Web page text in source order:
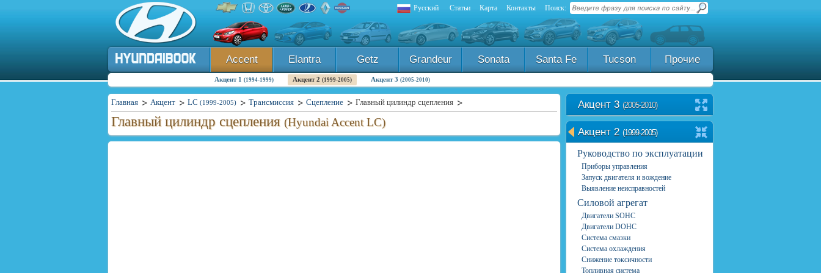
Русский Статьи Карта Контакты Поиск:
Accent Elantra Getz Grandeur Sonata Santa Fe Tucson Прочие
Акцент 1 (1994-1999) Акцент 2 (1999-2005) Акцент 3 (2005-2010)
Главная Акцент LC (1999-2005) Трансмиссия Сцепление Главный цилиндр сцепления
Главный цилиндр сцепления (Hyundai Accent LC)
Акцент 3 (2005-2010)
Акцент 2 (1999-2005)
Руководство по эксплуатации
Приборы управления
Запуск двигателя и вождение
Выявление неисправностей
Силовой агрегат
Двигатели SOHC
Двигатели DOHC
Система смазки
Система охлаждения
Снижение токсичности
Топливная система